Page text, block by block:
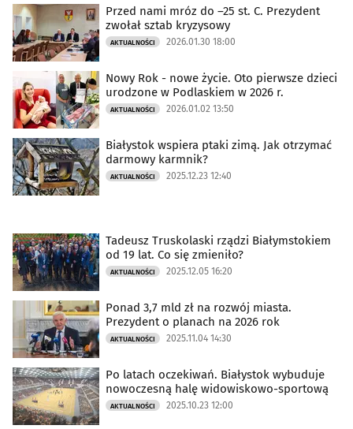
Przed nami mróz do –25 st. C. Prezydent
zwołał sztab kryzysowy
AKTUALNOŚCI 2026.01.30 18:00
Nowy Rok - nowe życie. Oto pierwsze dzieci
urodzone w Podlaskiem w 2026 r.
AKTUALNOŚCI 2026.01.02 13:50
Białystok wspiera ptaki zimą. Jak otrzymać
darmowy karmnik?
AKTUALNOŚCI 2025.12.23 12:40
Tadeusz Truskolaski rządzi Białymstokiem
od 19 lat. Co się zmieniło?
AKTUALNOŚCI 2025.12.05 16:20
Ponad 3,7 mld zł na rozwój miasta.
Prezydent o planach na 2026 rok
AKTUALNOŚCI 2025.11.04 14:30
Po latach oczekiwań. Białystok wybuduje
nowoczesną halę widowiskowo-sportową
AKTUALNOŚCI 2025.10.23 12:00